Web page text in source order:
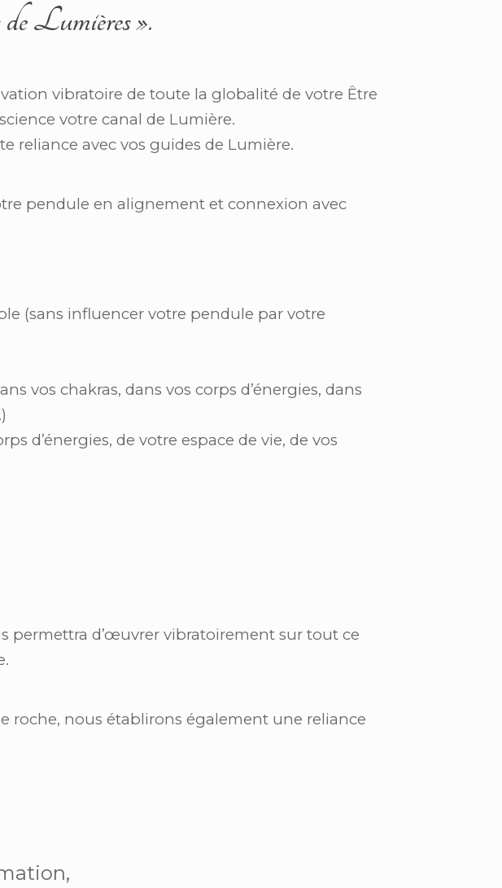
de Lumières ».
vibratoire de toute la globalité de votre Être
votre canal de Lumière.
reliance avec vos guides de Lumière.
pendule en alignement et connexion avec
(sans influencer votre pendule par votre
vos chakras, dans vos corps d’énergies, dans
d’énergies, de votre espace de vie, de vos
permettra d’œuvrer vibratoirement sur tout ce
roche, nous établirons également une reliance